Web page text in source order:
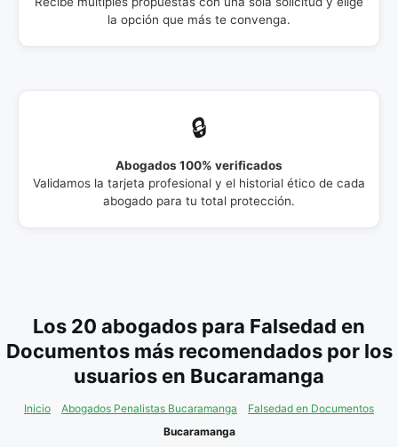
la opción que más te convenga.
🔒
Abogados 100% verificados
Validamos la tarjeta profesional y el historial ético de cada
abogado para tu total protección.
Los 20 abogados para Falsedad en
Documentos más recomendados por los
usuarios en Bucaramanga
Inicio Abogados Penalistas Bucaramanga
Falsedad en Documentos
Bucaramanga